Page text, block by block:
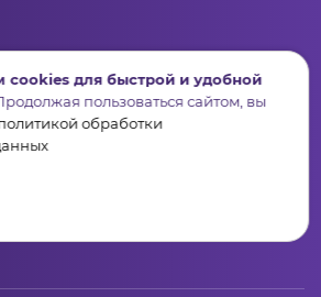
АктивистыПроекты
Видеокурсы
cookies для быстрой и удобной
пользоваться сайтом, вы
обработки